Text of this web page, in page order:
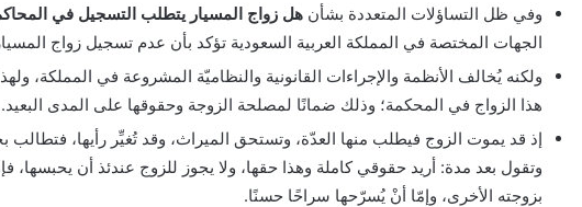
وفي ظل التساؤلات المتعددة بشأن هل زواج المسيار يتطلب التسجيل في
الجهات المختصة في المملكة العربية السعودية تؤكد بأن عدم تسجيل زواج
ولكنه يُخالف الأنظمة والإجراءات القانونية والنظاميّة المشروعة في المملكة،
هذا الزواج في المحكمة؛ وذلك ضمانًا لمصلحة الزوجة وحقوقها على المدى البعيد.
إذ قد يموت الزوج فيطلب منها العدّة، وتستحق الميراث، وقد تُغيِّر رأيها، فتطالب
وتقول بعد مدة: أريد حقوقي كاملة وهذا حقها، ولا يجوز للزوج عندئذ أن يحبسها،
بزوجته الأخرى، وإمّا أنْ يُسرّحها سراحًا حسنًا.